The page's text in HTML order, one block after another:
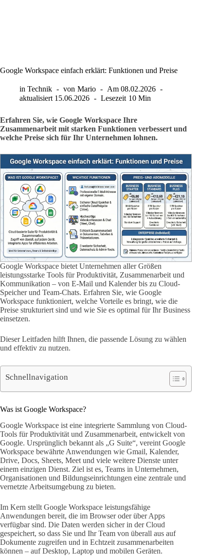
Google Workspace einfach erklärt: Funktionen und Preise
in Technik von Mario Am 08.02.2026
aktualisiert 15.06.2026 Lesezeit 10 Min
Erfahren Sie, wie Google Workspace Ihre
Zusammenarbeit mit starken Funktionen verbessert und
welche Preise sich für Ihr Unternehmen lohnen.
Google Workspace bietet Unternehmen aller Größen
leistungsstarke Tools für Produktivität, Zusammenarbeit und
Kommunikation – von E-Mail und Kalender bis zu Cloud-
Speicher und Team-Chats. Erfahren Sie, wie Google
Workspace funktioniert, welche Vorteile es bringt, wie die
Preise strukturiert sind und wie Sie es optimal für Ihr Business
einsetzen.
Dieser Leitfaden hilft Ihnen, die passende Lösung zu wählen
und effektiv zu nutzen.
Schnellnavigation
Was ist Google Workspace?
Google Workspace ist eine integrierte Sammlung von Cloud-
Tools für Produktivität und Zusammenarbeit, entwickelt von
Google. Ursprünglich bekannt als „G Suite“, vereint Google
Workspace bewährte Anwendungen wie Gmail, Kalender,
Drive, Docs, Sheets, Meet und viele weitere Dienste unter
einem einzigen Dienst. Ziel ist es, Teams in Unternehmen,
Organisationen und Bildungseinrichtungen eine zentrale und
vernetzte Arbeitsumgebung zu bieten.
Im Kern stellt Google Workspace leistungsfähige
Anwendungen bereit, die im Browser oder über Apps
verfügbar sind. Die Daten werden sicher in der Cloud
gespeichert, so dass Sie und Ihr Team von überall aus auf
Dokumente zugreifen und in Echtzeit zusammenarbeiten
können – auf Desktop, Laptop und mobilen Geräten.